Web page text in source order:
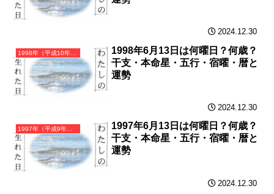
2024.12.30
1998年（平成10年）戊寅（つちのえとら）・寅年（とら年）カレンダー（月曜はじまり）
1998年6月13日は何曜日？何歳？
干支・本命星・五行・宿曜・暦と
運勢
2024.12.30
1997年（平成9年）丁丑（ひのとうし）・丑年（うし年）カレンダー（月曜はじまり）
1997年6月13日は何曜日？何歳？
干支・本命星・五行・宿曜・暦と
運勢
2024.12.30